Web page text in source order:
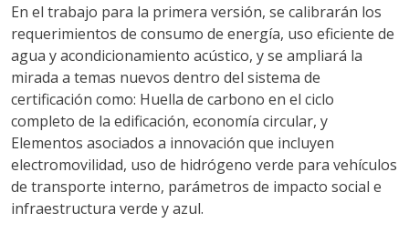
En el trabajo para la primera versión, se calibrarán los
requerimientos de consumo de energía, uso eficiente de
agua y acondicionamiento acústico, y se ampliará la
mirada a temas nuevos dentro del sistema de
certificación como: Huella de carbono en el ciclo
completo de la edificación, economía circular, y
Elementos asociados a innovación que incluyen
electromovilidad, uso de hidrógeno verde para vehículos
de transporte interno, parámetros de impacto social e
infraestructura verde y azul.